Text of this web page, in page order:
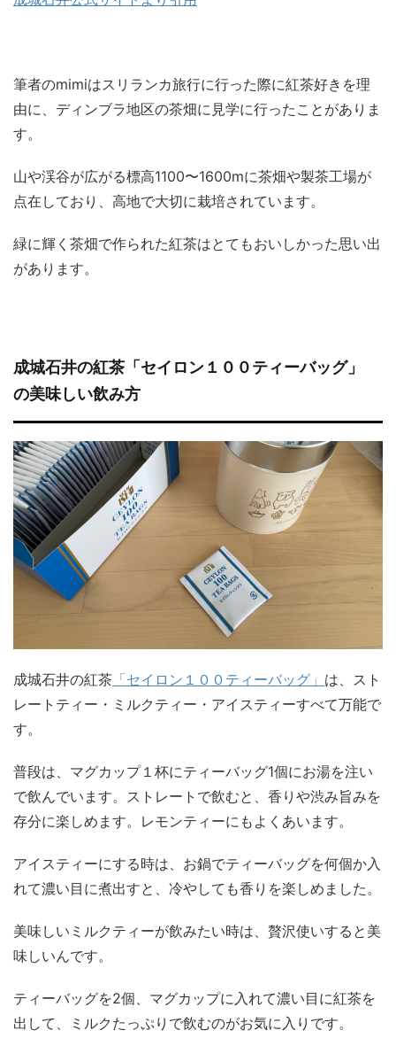
筆者のmimiはスリランカ旅行に行った際に紅茶好きを理
由に、ディンブラ地区の茶畑に見学に行ったことがありま
す。
山や渓谷が広がる標高1100〜1600mに茶畑や製茶工場が
点在しており、高地で大切に栽培されています。
緑に輝く茶畑で作られた紅茶はとてもおいしかった思い出
があります。
成城石井の紅茶「セイロン１００ティーバッグ」
の美味しい飲み方
成城石井の紅茶 「セイロン１００ティーバッグ」 は、スト
レートティー・ミルクティー・アイスティーすべて万能で
す。
普段は、マグカップ１杯にティーバッグ1個にお湯を注い
で飲んでいます。ストレートで飲むと、香りや渋み旨みを
存分に楽しめます。レモンティーにもよくあいます。
アイスティーにする時は、お鍋でティーバッグを何個か入
れて濃い目に煮出すと、冷やしても香りを楽しめました。
美味しいミルクティーが飲みたい時は、贅沢使いすると美
味しいんです。
ティーバッグを2個、マグカップに入れて濃い目に紅茶を
出して、ミルクたっぷりで飲むのがお気に入りです。